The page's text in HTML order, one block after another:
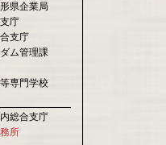
県企業局
庁
支庁
ム管理課
専門学校
総合支庁
所